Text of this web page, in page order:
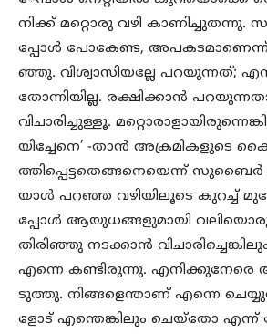
നിക്ക്​ മറ്റൊരു വഴി കാണിച്ചുതന്നു.
പ്പോള്‍ പോകേണ്ട, അപകടമാണെന്ന്
ഞ്ഞു. വിശ്വാസിയല്ലേ പറയുന്നത്​;
തോന്നിയില്ല. രക്ഷിക്കാന്‍
വിചാരിച്ചുള്ളൂ.
യിച്ചേനെ’ -താൻ അക്രമികളുടെ
ത്തിപ്പെട്ടതെങ്ങനെയെന്ന്​ സുബൈർ
യാള്‍ പറഞ്ഞ വഴിയിലൂടെ കുറച്ച്​
പ്പോൾ ആയുധങ്ങളുമായി
തിരിഞ്ഞു നടക്കാൻ
എന്നെ കണ്ടിരുന്നു.
ടുത്തു. നിങ്ങളെന്താണ് എന്നെ
ളോട് എന്തെങ്കിലും ചെയ്‌തോ എന്ന്​